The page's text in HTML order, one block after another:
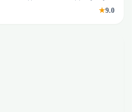
в Каменномостском. Этот гостевой
★9.0